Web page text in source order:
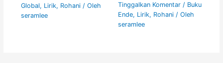
Global, Lirik, Rohani/ Oleh
seramlee
Tinggalkan Komentar / Buku
Ende, Lirik, Rohani/ Oleh
seramlee